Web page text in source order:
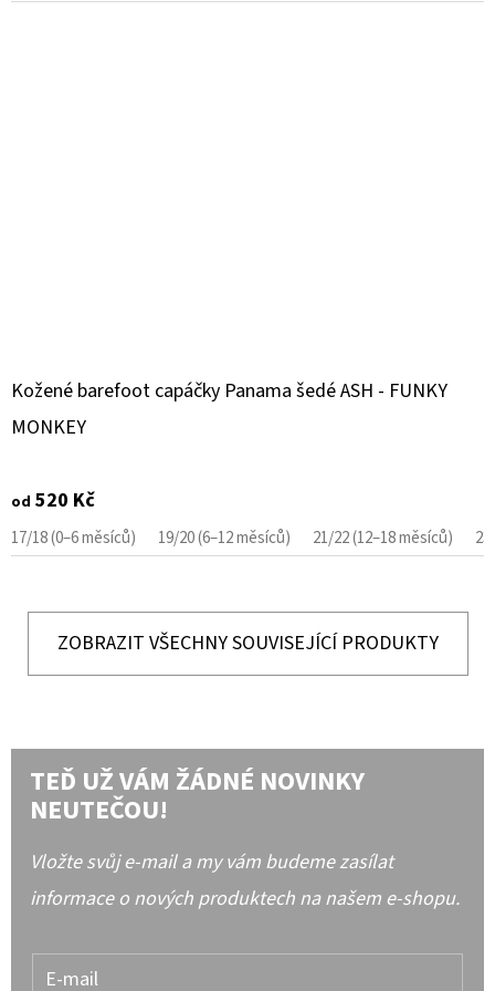
Kožené barefoot capáčky Panama šedé ASH - FUNKY
MONKEY
od 520 Kč
17/18 (0–6 měsíců) 19/20 (6–12 měsíců) 21/22 (12–18 měsíců)
ZOBRAZIT VŠECHNY SOUVISEJÍCÍ PRODUKTY
TEĎ UŽ VÁM ŽÁDNÉ NOVINKY
NEUTEČOU!
Vložte svůj e-mail a my vám budeme zasílat
informace o nových produktech na našem e-shopu.
E-mail